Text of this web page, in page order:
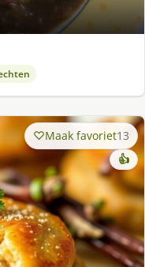
Maak favoriet13
👍